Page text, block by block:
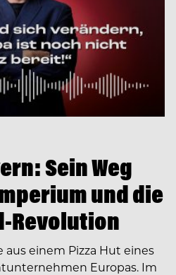
Sein Weg
und die
Revolution
aus einem Pizza Hut eines
Europas. Im